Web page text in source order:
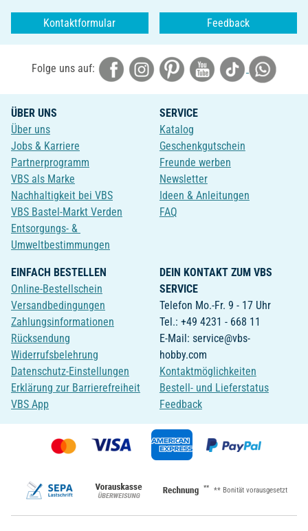
Kontaktformular Feedback
Folge uns auf:
ÜBER UNS
Über uns
Jobs & Karriere
Partnerprogramm
VBS als Marke
Nachhaltigkeit bei VBS
VBS Bastel-Markt Verden
Entsorgungs- &
Umweltbestimmungen
SERVICE
Katalog
Geschenkgutschein
Freunde werben
Newsletter
Ideen & Anleitungen
FAQ
EINFACH BESTELLEN
Online-Bestellschein
Versandbedingungen
Zahlungsinformationen
Rücksendung
Widerrufsbelehrung
Datenschutz-Einstellungen
Erklärung zur Barrierefreiheit
VBS App
DEIN KONTAKT ZUM VBS
SERVICE
Telefon Mo.-Fr. 9 - 17 Uhr
Tel.: +49 4231 - 668 11
E-Mail: service@vbs-
hobby.com
Kontaktmöglichkeiten
Bestell- und Lieferstatus
Feedback
** ** Bonität vorausgesetzt